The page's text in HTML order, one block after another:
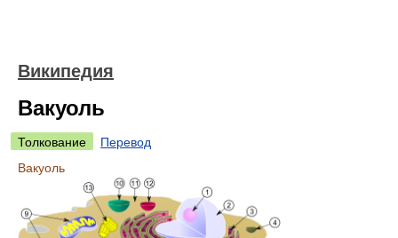
Википедия
Вакуоль
Толкование
Перевод
Вакуоль